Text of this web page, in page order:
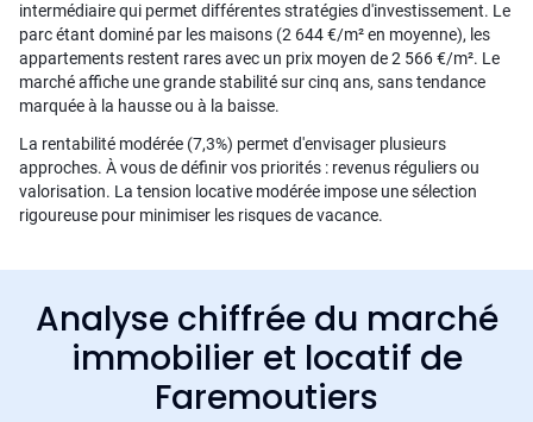
intermédiaire qui permet différentes stratégies d'investissement. Le
parc étant dominé par les maisons (2 644 €/m² en moyenne), les
appartements restent rares avec un prix moyen de 2 566 €/m². Le
marché affiche une grande stabilité sur cinq ans, sans tendance
marquée à la hausse ou à la baisse.
La rentabilité modérée (7,3%) permet d'envisager plusieurs
approches. À vous de définir vos priorités : revenus réguliers ou
valorisation. La tension locative modérée impose une sélection
rigoureuse pour minimiser les risques de vacance.
Analyse chiffrée du marché
immobilier et locatif de
Faremoutiers